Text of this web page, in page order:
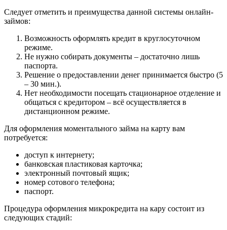
Следует отметить и преимущества данной системы онлайн-
займов:
Возможность оформлять кредит в круглосуточном
режиме.
Не нужно собирать документы – достаточно лишь
паспорта.
Решение о предоставлении денег принимается быстро (5
– 30 мин.).
Нет необходимости посещать стационарное отделение и
общаться с кредитором – всё осуществляется в
дистанционном режиме.
Для оформления моментального займа на карту вам
потребуется:
доступ к интернету;
банковская пластиковая карточка;
электронный почтовый ящик;
номер сотового телефона;
паспорт.
Процедура оформления микрокредита на кару состоит из
следующих стадий: